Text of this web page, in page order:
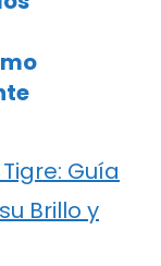
Guía
Brillo y